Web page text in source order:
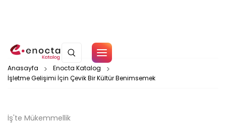
Çerez Politikamız
Anasayfa
Enocta Katalog
İşletme Gelişimi İçin Çevik Bir Kültür Benimsemek
İş'te Mükemmellik